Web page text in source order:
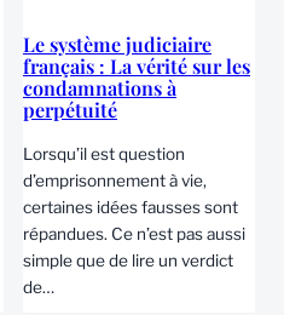
Le système judiciaire
français : La vérité sur les
condamnations à
perpétuité
Lorsqu’il est question
d’emprisonnement à vie,
certaines idées fausses sont
répandues. Ce n’est pas aussi
simple que de lire un verdict
de…